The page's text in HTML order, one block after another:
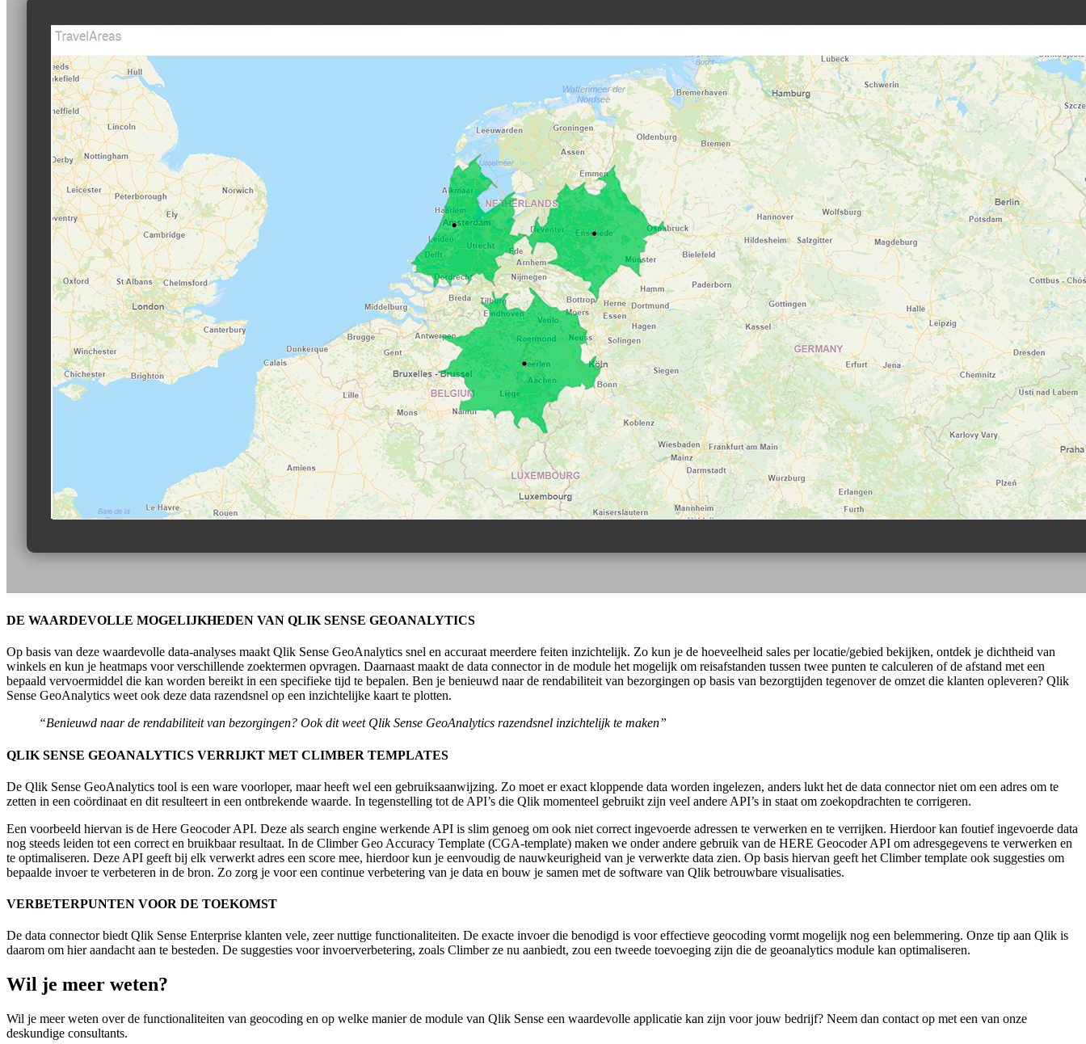
DE WAARDEVOLLE MOGELIJKHEDEN VAN QLIK SENSE GEOANALYTICS
Op basis van deze waardevolle data-analyses maakt Qlik Sense GeoAnalytics snel en accuraat meerdere feiten inzichtelijk. Zo kun je de hoeveelheid sales per locatie/gebied bekijken, ontdek je dichtheid van
winkels en kun je heatmaps voor verschillende zoektermen opvragen. Daarnaast maakt de data connector in de module het mogelijk om reisafstanden tussen twee punten te calculeren of de afstand met een
bepaald vervoermiddel die kan worden bereikt in een specifieke tijd te bepalen. Ben je benieuwd naar de rendabiliteit van bezorgingen op basis van bezorgtijden tegenover de omzet die klanten opleveren? Qlik
Sense GeoAnalytics weet ook deze data razendsnel op een inzichtelijke kaart te plotten.
“Benieuwd naar de rendabiliteit van bezorgingen? Ook dit weet Qlik Sense GeoAnalytics razendsnel inzichtelijk te maken”
QLIK SENSE GEOANALYTICS VERRIJKT MET CLIMBER TEMPLATES
De Qlik Sense GeoAnalytics tool is een ware voorloper, maar heeft wel een gebruiksaanwijzing. Zo moet er exact kloppende data worden ingelezen, anders lukt het de data connector niet om een adres om te
zetten in een coördinaat en dit resulteert in een ontbrekende waarde. In tegenstelling tot de API’s die Qlik momenteel gebruikt zijn veel andere API’s in staat om zoekopdrachten te corrigeren.
Een voorbeeld hiervan is de Here Geocoder API. Deze als search engine werkende API is slim genoeg om ook niet correct ingevoerde adressen te verwerken en te verrijken. Hierdoor kan foutief ingevoerde data
nog steeds leiden tot een correct en bruikbaar resultaat. In de Climber Geo Accuracy Template (CGA-template) maken we onder andere gebruik van de HERE Geocoder API om adresgegevens te verwerken en
te optimaliseren. Deze API geeft bij elk verwerkt adres een score mee, hierdoor kun je eenvoudig de nauwkeurigheid van je verwerkte data zien. Op basis hiervan geeft het Climber template ook suggesties om
bepaalde invoer te verbeteren in de bron. Zo zorg je voor een continue verbetering van je data en bouw je samen met de software van Qlik betrouwbare visualisaties.
VERBETERPUNTEN VOOR DE TOEKOMST
De data connector biedt Qlik Sense Enterprise klanten vele, zeer nuttige functionaliteiten. De exacte invoer die benodigd is voor effectieve geocoding vormt mogelijk nog een belemmering. Onze tip aan Qlik is
daarom om hier aandacht aan te besteden. De suggesties voor invoerverbetering, zoals Climber ze nu aanbiedt, zou een tweede toevoeging zijn die de geoanalytics module kan optimaliseren.
Wil je meer weten?
Wil je meer weten over de functionaliteiten van geocoding en op welke manier de module van Qlik Sense een waardevolle applicatie kan zijn voor jouw bedrijf? Neem dan contact op met een van onze
deskundige consultants.